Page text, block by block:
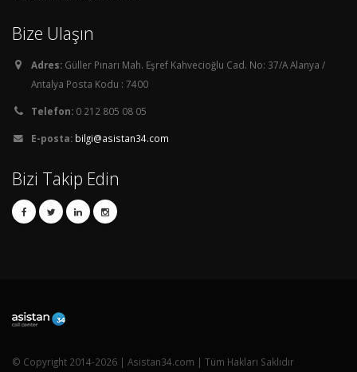
Bize Ulaşın
Adres: Güller Pınarı Mah. Eşref Kahvecioğlu Cad. No: 37/A Alanya /
Antalya Posta Kodu : 7400
Telefon: 0 212 805 08 05
E-posta: bilgi@asistan34.com
Bizi Takip Edin
© Copyright 2014-2026 | Asistan34.com | Tüm Hakları Saklıdır